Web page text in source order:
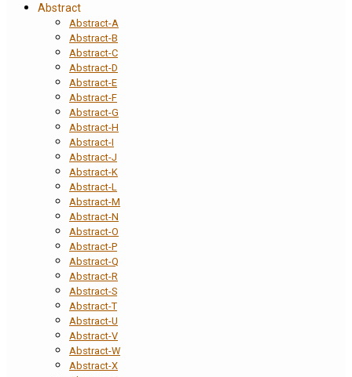
Abstract
Abstract-A
Abstract-B
Abstract-C
Abstract-D
Abstract-E
Abstract-F
Abstract-G
Abstract-H
Abstract-I
Abstract-J
Abstract-K
Abstract-L
Abstract-M
Abstract-N
Abstract-O
Abstract-P
Abstract-Q
Abstract-R
Abstract-S
Abstract-T
Abstract-U
Abstract-V
Abstract-W
Abstract-X